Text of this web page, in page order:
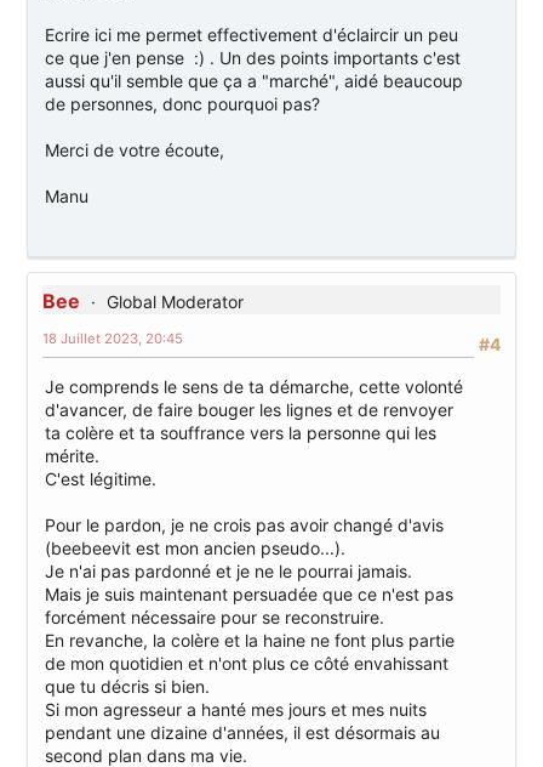
Ecrire ici me permet effectivement d'éclaircir un peu
ce que j'en pense :) . Un des points importants c'est
aussi qu'il semble que ça a "marché", aidé beaucoup
de personnes, donc pourquoi pas?
Merci de votre écoute,
Manu
Bee Global Moderator
#4
18 Juillet 2023, 20:45
Je comprends le sens de ta démarche, cette volonté
d'avancer, de faire bouger les lignes et de renvoyer
ta colère et ta souffrance vers la personne qui les
mérite.
C'est légitime.
Pour le pardon, je ne crois pas avoir changé d'avis
(beebeevit est mon ancien pseudo...).
Je n'ai pas pardonné et je ne le pourrai jamais.
Mais je suis maintenant persuadée que ce n'est pas
forcément nécessaire pour se reconstruire.
En revanche, la colère et la haine ne font plus partie
de mon quotidien et n'ont plus ce côté envahissant
que tu décris si bien.
Si mon agresseur a hanté mes jours et mes nuits
pendant une dizaine d'années, il est désormais au
second plan dans ma vie.